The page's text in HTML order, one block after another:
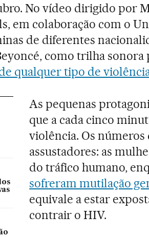
No vídeo dirigido por
em colaboração com o
de diferentes
como trilha sonora
qualquer tipo de
As pequenas
que a cada cinco
violência. Os números
assustadores: as
do tráfico humano,
sofreram mutilação
equivale a estar
contrair o HIV.